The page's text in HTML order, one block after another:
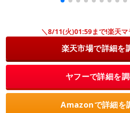
＼8/11(火)01:59まで!楽天マ
楽天市場で詳細を
ヤフーで詳細を
Amazonで詳細を